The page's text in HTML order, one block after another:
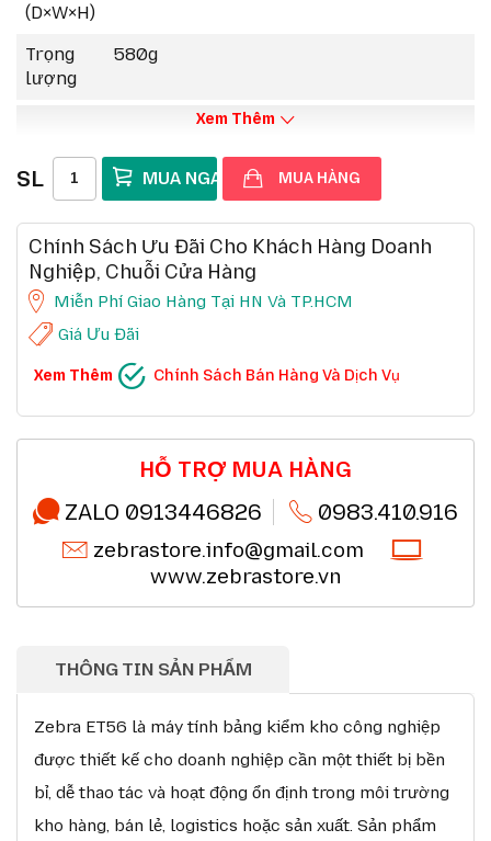
(D×W×H)
Trọng
lượng
580g
Xem Thêm
SL MUA HÀNG
Chính Sách Ưu Đãi Cho Khách Hàng Doanh
Nghiệp, Chuỗi Cửa Hàng
Miễn Phí Giao Hàng Tại HN Và TP.HCM
Giá Ưu Đãi
CHÍNH SÁCH BÁN HÀNG VÀ DỊCH VỤ
Ưu đãi chuỗi cửa hàng, siêu thị
Ưu đãi khách hàng doanh nghiệp cả FDI Chi tiết
Đổi mới sản phẩm trong 7 ngày đầu (*) Chi tiết
Mua online - giao hàng nhanh chóng (*) Chi tiết
Chất lượng sản phẩm chính hãng CO,CQ (*)
Thanh toán chuyển khoản QRcode (*)
Xem Thêm Chính Sách Bán Hàng Và Dịch Vụ
HỖ TRỢ MUA HÀNG
ZALO 0913446826
0983.410.916
zebrastore.info@gmail.com
www.zebrastore.vn
THÔNG TIN SẢN PHẨM
Zebra ET56 là máy tính bảng kiểm kho công nghiệp
được thiết kế cho doanh nghiệp cần một thiết bị bền
bỉ, dễ thao tác và hoạt động ổn định trong môi trường
kho hàng, bán lẻ, logistics hoặc sản xuất. Sản phẩm